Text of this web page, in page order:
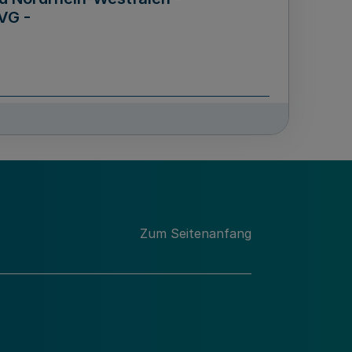
-
Männern für das Land
Zum Seitenanfang